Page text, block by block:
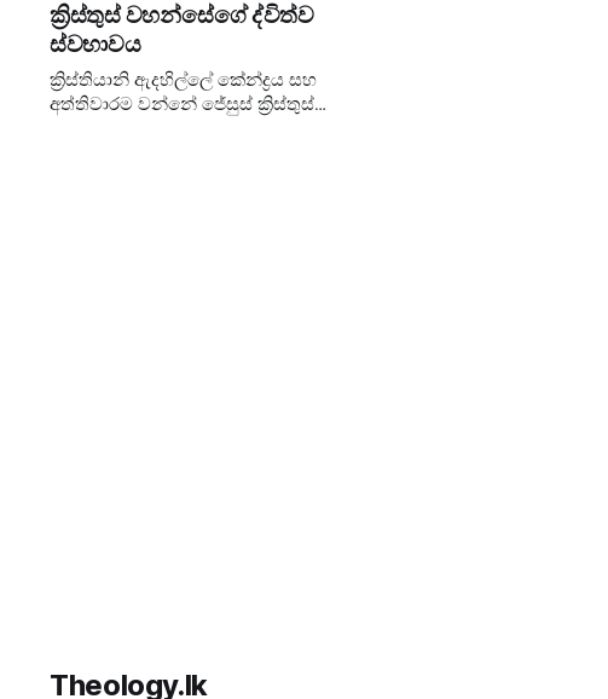
ක්‍රිස්තුස් වහන්සේගේ ද්විත්ව
ස්වභාවය
ක්‍රිස්තියානි ඇදහිල්ලේ කේන්ද්‍රය සහ
අත්තිවාරම වන්නේ ජේසුස් ක්‍රිස්තුස්
Theology.lk